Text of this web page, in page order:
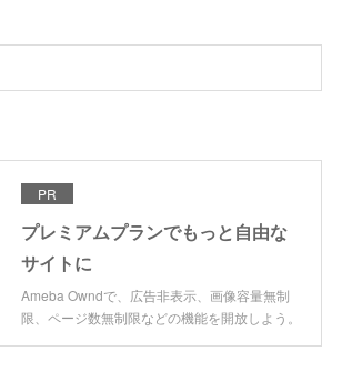
PR
プレミアムプランでもっと自由な
サイトに
Ameba Owndで、広告非表示、画像容量無制
限、ページ数無制限などの機能を開放しよう。